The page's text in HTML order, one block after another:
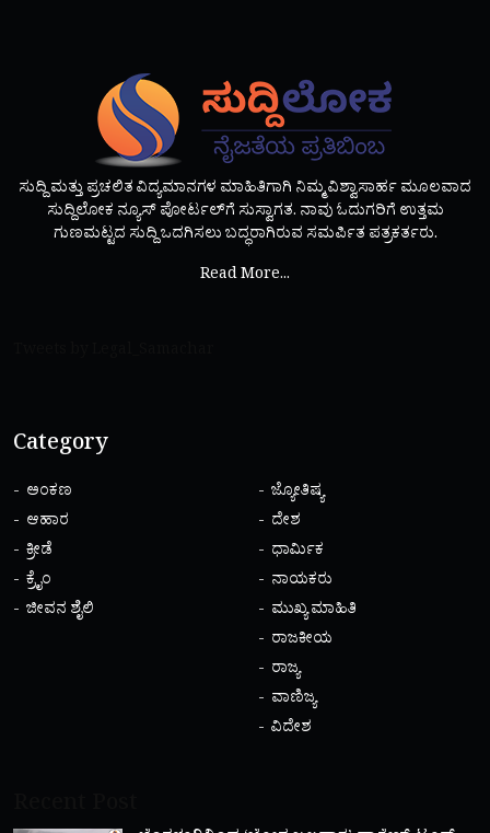
ಸುದ್ದಿ ಮತ್ತು ಪ್ರಚಲಿತ ವಿದ್ಯಮಾನಗಳ ಮಾಹಿತಿಗಾಗಿ ನಿಮ್ಮ ವಿಶ್ವಾಸಾರ್ಹ ಮೂಲವಾದ
ಸುದ್ದಿಲೋಕ ನ್ಯೂಸ್ ಪೋರ್ಟಲ್‌ಗೆ ಸುಸ್ವಾಗತ. ನಾವು ಓದುಗರಿಗೆ ಉತ್ತಮ
ಗುಣಮಟ್ಟದ ಸುದ್ದಿ ಒದಗಿಸಲು ಬದ್ಧರಾಗಿರುವ ಸಮರ್ಪಿತ ಪತ್ರಕರ್ತರು.
Read More...
Category
ಅಂಕಣ
ಆಹಾರ
ಕ್ರೀಡೆ
ಕ್ರೈಂ
ಜೀವನ ಶೈಲಿ
ಜ್ಯೋತಿಷ್ಯ
ದೇಶ
ಧಾರ್ಮಿಕ
ನಾಯಕರು
ಮುಖ್ಯ ಮಾಹಿತಿ
ರಾಜಕೀಯ
ರಾಜ್ಯ
ವಾಣಿಜ್ಯ
ವಿದೇಶ